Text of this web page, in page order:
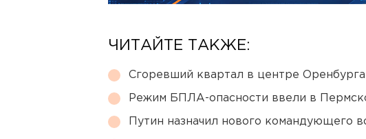
ЧИТАЙТЕ ТАКЖЕ:
Сгоревший квартал в центре Оренбурга
Режим БПЛА-опасности ввели в
Путин назначил нового командующего